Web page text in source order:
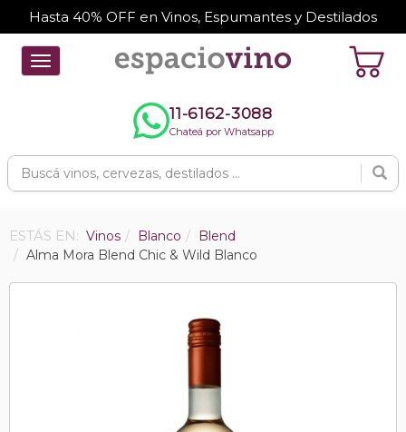
Hasta 40% OFF en Vinos, Espumantes y Destilados
Toggle
navigation
11-6162-3088
Chateá por Whatsapp
ESTÁS EN: Vinos Blanco
Blend
Alma Mora Blend Chic & Wild Blanco